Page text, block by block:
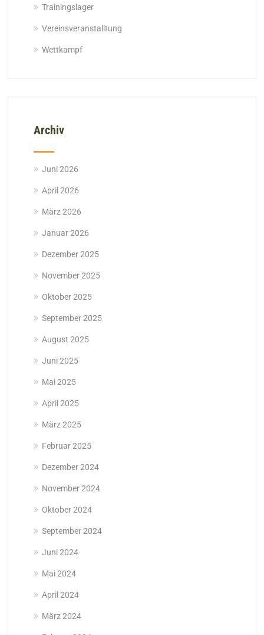
Trainingslager
Vereinsveranstalltung
Wettkampf
Archiv
Juni 2026
April 2026
März 2026
Januar 2026
Dezember 2025
November 2025
Oktober 2025
September 2025
August 2025
Juni 2025
Mai 2025
April 2025
März 2025
Februar 2025
Dezember 2024
November 2024
Oktober 2024
September 2024
Juni 2024
Mai 2024
April 2024
März 2024